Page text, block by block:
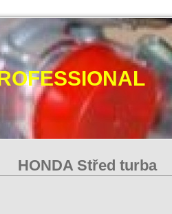
HONDA Střed turba